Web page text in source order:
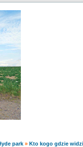
park » Kto kogo gdzie